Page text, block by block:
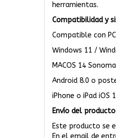
herramientas.
Compatibilidad y
Compatible con
Windows 11 /
MACOS 14
Android 8.0 o
iPhone o iPad iOS
Envío del producto
Este producto se
En el email de